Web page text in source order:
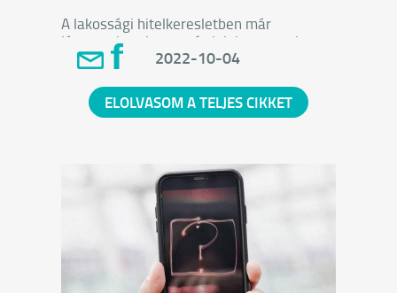
A lakossági hitelkeresletben már
látszanak a visszaesés jelei, ez azonban
eltérő mértékben érinti a piaci és a
arról kérdeztük, hogy miként látják a
fedezetlen (személyi) kölcsönök és a
érdeklődést a decemberben kifutó
lakásfelújítási hitelnél.
2022-10-04
ELOLVASOM A TELJES CIKKET